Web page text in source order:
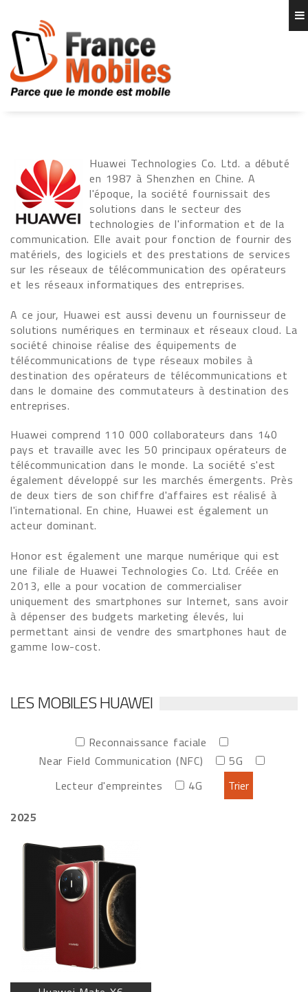
Huawei Technologies Co. Ltd. a débuté
en 1987 à Shenzhen en Chine. A
l'époque, la société fournissait des
solutions dans le secteur des
technologies de l'information et de la
communication. Elle avait pour fonction de fournir des
matériels, des logiciels et des prestations de services
sur les réseaux de télécommunication des opérateurs
et les réseaux informatiques des entreprises.
A ce jour, Huawei est aussi devenu un fournisseur de
solutions numériques en terminaux et réseaux cloud. La
société chinoise réalise des équipements de
télécommunications de type réseaux mobiles à
destination des opérateurs de télécommunications et
dans le domaine des commutateurs à destination des
entreprises.
Huawei comprend 110 000 collaborateurs dans 140
pays et travaille avec les 50 principaux opérateurs de
télécommunication dans le monde. La société s'est
également développé sur les marchés émergents. Près
de deux tiers de son chiffre d'affaires est réalisé à
l'international. En chine, Huawei est également un
acteur dominant.
Honor est également une marque numérique qui est
une filiale de Huawei Technologies Co. Ltd. Créée en
2013, elle a pour vocation de commercialiser
uniquement des smartphones sur Internet, sans avoir
à dépenser des budgets marketing élevés, lui
permettant ainsi de vendre des smartphones haut de
gamme low-cost.
LES MOBILES HUAWEI
Reconnaissance faciale
Near Field Communication (NFC)
5G
Lecteur d'empreintes
4G
2025